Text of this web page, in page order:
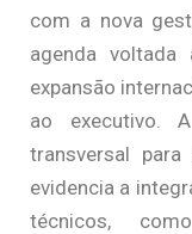
com a nova
agenda voltada
expansão
ao executivo.
transversal para
evidencia a
técnicos,